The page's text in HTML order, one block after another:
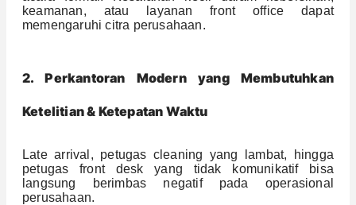
keamanan, atau layanan front office dapat
memengaruhi citra perusahaan.
2. Perkantoran Modern yang Membutuhkan
Ketelitian & Ketepatan Waktu
Late arrival, petugas cleaning yang lambat, hingga
petugas front desk yang tidak komunikatif bisa
langsung berimbas negatif pada operasional
perusahaan.